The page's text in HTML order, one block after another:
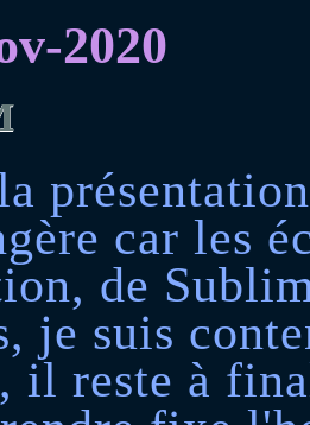
2020
car les
de
je suis
il reste à